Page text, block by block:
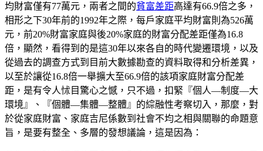
均財富僅有77萬元，兩者之間的貧富差距高達有66.9倍之多，
相形之下30年前的1992年之際，每戶家庭平均財富則為526萬
元，前20%財富家庭與後20%家庭的財富分配差距僅為16.8
倍，顯然，看得到的是這30年以來各自的時代變遷環境，以及
從過去的調查方式到目前大數據勘查的資料取得和分析差異，
以至於讓從16.8倍一舉擴大至66.9倍的該項家庭財富分配差
距，是有令人怵目驚心之憾，只不過，扣緊『個人—制度—大
環境』、『個體—集體—整體』的綜融性考察切入，那麼，對
於從家庭財富、家庭吉尼係數到社會不均之相與關聯的命題意
旨，是要有整全、多層的發想議論，這是因為：